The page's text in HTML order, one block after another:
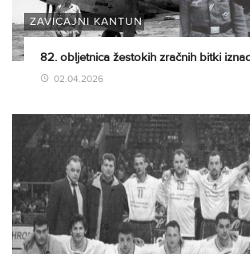
ZAVIČAJNI KANTUN
82. obljetnica žestokih zračnih bitki
02.04.2026